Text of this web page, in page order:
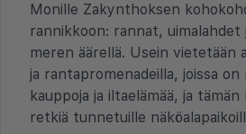
Monille Zakynthoksen
rannikkoon: rannat,
meren äärellä. Usein vietetään
ja rantapromenadeilla, joissa
kauppoja ja iltaelämää, ja
retkiä tunnetuille